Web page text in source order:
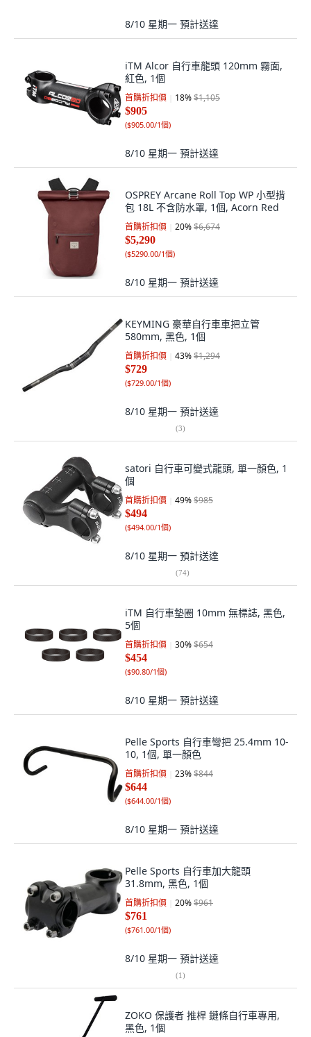
8/10 星期一 預計送達
iTM Alcor 自行車龍頭 120mm 霧面,
紅色, 1個
首購折扣價 18%$1,105
$905
($905.00/1個)
8/10 星期一 預計送達
OSPREY Arcane Roll Top WP 小型揹
包 18L 不含防水罩, 1個, Acorn Red
首購折扣價 20%$6,674
$5,290
($5290.00/1個)
8/10 星期一 預計送達
KEYMING 豪華自行車車把立管
580mm, 黑色, 1個
首購折扣價 43%$1,294
$729
($729.00/1個)
8/10 星期一 預計送達
(3)
satori 自行車可變式龍頭, 單一顏色, 1
個
首購折扣價 49%$985
$494
($494.00/1個)
8/10 星期一 預計送達
(74)
iTM 自行車墊圈 10mm 無標誌, 黑色,
5個
首購折扣價 30%$654
$454
($90.80/1個)
8/10 星期一 預計送達
Pelle Sports 自行車彎把 25.4mm 10-
10, 1個, 單一顏色
首購折扣價 23%$844
$644
($644.00/1個)
8/10 星期一 預計送達
Pelle Sports 自行車加大龍頭
31.8mm, 黑色, 1個
首購折扣價 20%$961
$761
($761.00/1個)
8/10 星期一 預計送達
(1)
ZOKO 保護者 推桿 鏈條自行車專用,
黑色, 1個